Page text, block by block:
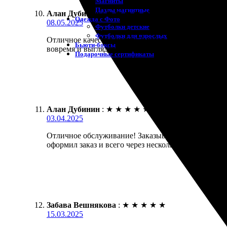
Пазлы магнитные
Одежда с Фото
Футболки детские
Футболки для взрослых
Бьюти-боксы
Подарочные сертификаты
Алан Дубинин : ★ ★ ★ ★ ★
08.05.2025
Отличное качество услуг! Заказал значки на
вовремя и выглядят великолепно!
Алан Дубинин : ★ ★ ★ ★ ★
03.04.2025
Отличное обслуживание! Заказывал значки на
оформил заказ и всего через несколько дней
Забава Вешнякова : ★ ★ ★ ★ ★
15.03.2025